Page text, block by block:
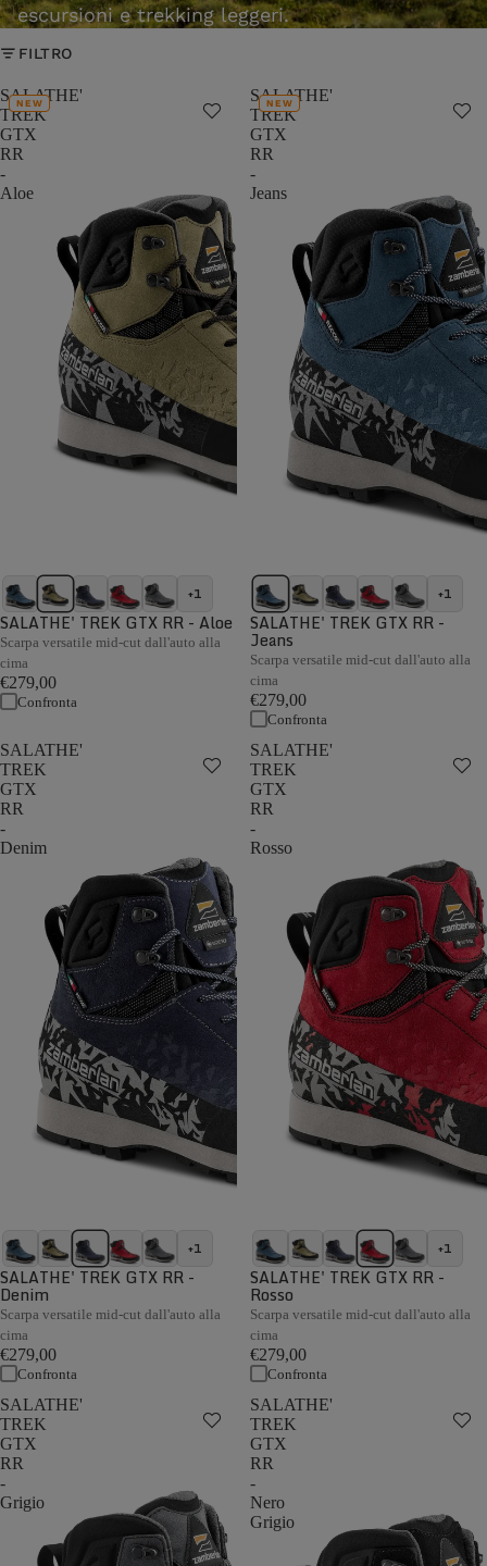
escursioni e trekking leggeri.
FILTRO
SALATHE'
TREK
GTX
RR
-
Aloe
NEW
+1
SALATHE' TREK GTX RR - Aloe
Scarpa versatile mid-cut dall'auto alla
cima
€279,00
Confronta
SALATHE'
TREK
GTX
RR
-
Jeans
NEW
+1
SALATHE' TREK GTX RR -
Jeans
Scarpa versatile mid-cut dall'auto alla
cima
€279,00
Confronta
SALATHE'
TREK
GTX
RR
-
Denim
+1
SALATHE' TREK GTX RR -
Denim
Scarpa versatile mid-cut dall'auto alla
cima
€279,00
Confronta
SALATHE'
TREK
GTX
RR
-
Rosso
+1
SALATHE' TREK GTX RR -
Rosso
Scarpa versatile mid-cut dall'auto alla
cima
€279,00
Confronta
SALATHE'
TREK
GTX
RR
-
Grigio
SALATHE'
TREK
GTX
RR
-
Nero
Grigio